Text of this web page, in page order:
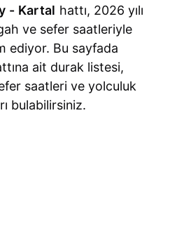
- Kartal hattı, 2026 yılı
ve sefer saatleriyle
ediyor. Bu sayfada
ait durak listesi,
saatleri ve yolculuk
bulabilirsiniz.